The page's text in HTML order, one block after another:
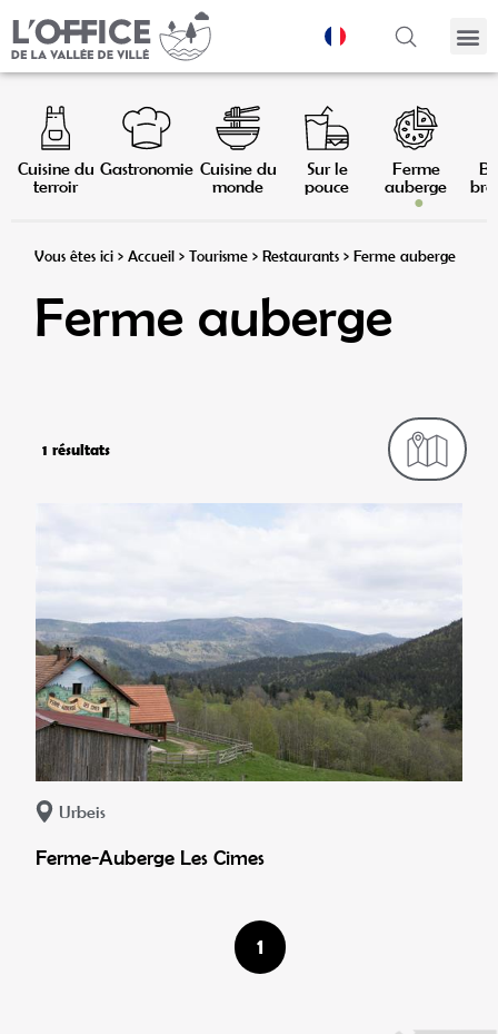
Cuisine du
terroir
Gastronomie Cuisine du
monde
Sur le
pouce
Ferme
auberge
Vous êtes ici >Accueil >Tourisme >Restaurants >Ferme auberge
Ferme auberge
1 résultats
Urbeis
Ferme-Auberge Les Cimes
1
Panneau de gestion des cookies